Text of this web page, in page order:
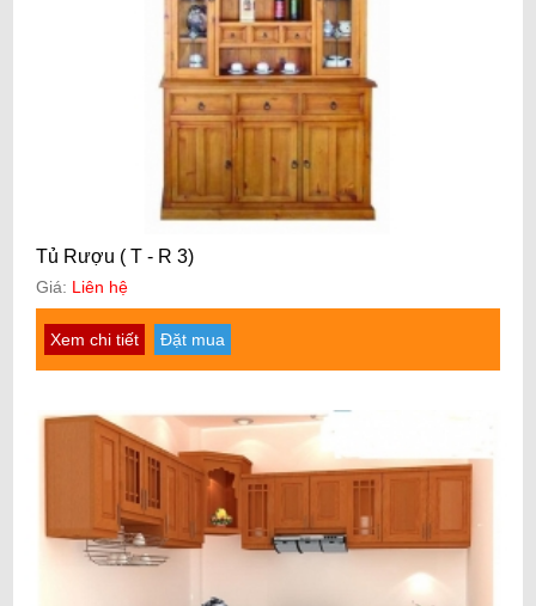
Tủ Rượu ( T - R 3)
Giá: Liên hệ
Xem chi tiết Đặt mua